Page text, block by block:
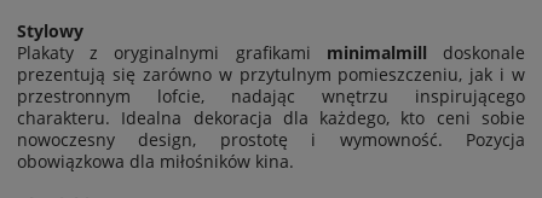
Stylowy
Plakaty z oryginalnymi grafikami minimalmill doskonale
prezentują się zarówno w przytulnym pomieszczeniu, jak i w
przestronnym lofcie, nadając wnętrzu inspirującego
charakteru. Idealna dekoracja dla każdego, kto ceni sobie
nowoczesny design, prostotę i wymowność. Pozycja
obowiązkowa dla miłośników kina.